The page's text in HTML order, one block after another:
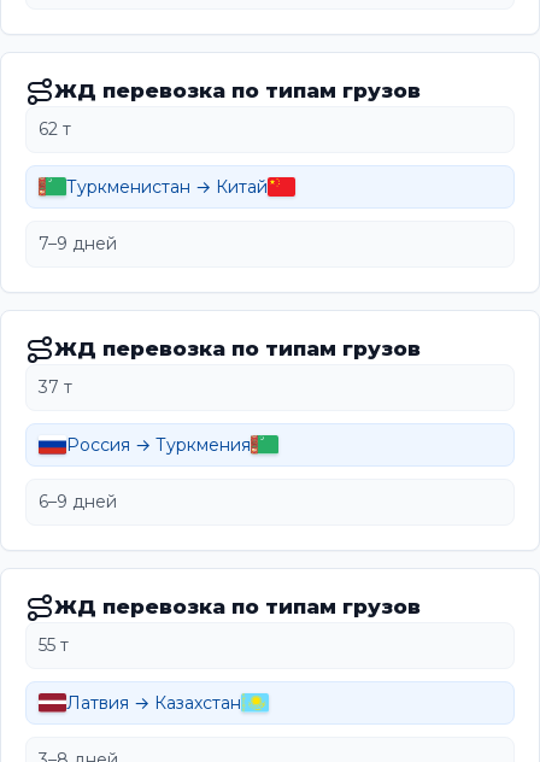
ЖД перевозка по типам грузов
62 т
Туркменистан → Китай
7–9 дней
ЖД перевозка по типам грузов
37 т
Россия → Туркмения
6–9 дней
ЖД перевозка по типам грузов
55 т
Латвия → Казахстан